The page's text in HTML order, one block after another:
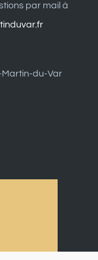
par mail à
Martin-du-Var